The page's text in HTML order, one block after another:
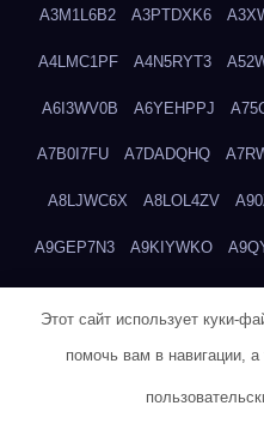
A3M1L6B2 A3PTDXK6
A4LMC1PF A4N5RYT3
A6I3WV0B A6YEHPPJ
A7B0I7FU A7DADQHQ
A8LJWC6X A8LOL4ZV
A9GEP7N3 A9KIYWKO
Этот сайт использует куки-
помочь вам в навигации,